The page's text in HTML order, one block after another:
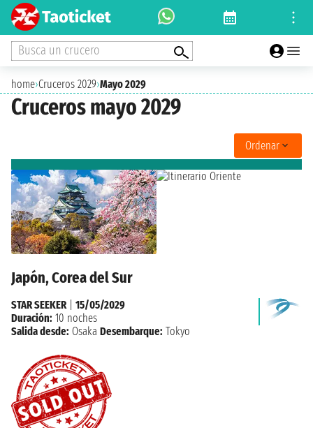
Busca un crucero
home›Cruceros 2029›Mayo 2029
Cruceros mayo 2029
Ordenar
Japón, Corea del Sur
STAR SEEKER| 15/05/2029
Duración: 10 noches
Salida desde: Osaka Desembarque: Tokyo